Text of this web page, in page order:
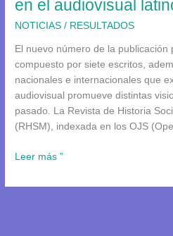
en el audiovisual
NOTICIAS / RESULTADOS
El nuevo número de la publicación
compuesto por siete escritos,
nacionales e internacionales que
audiovisual promueve distintas
pasado. La Revista de Historia
(RHSM), indexada en los OJS
Mentalidades
relaciones
entre
historia
y
memoria
en
audiovisual
Leer más ”